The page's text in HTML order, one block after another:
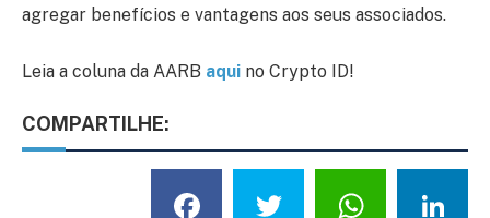
agregar benefícios e vantagens aos seus associados.
Leia a coluna da AARB aqui no Crypto ID!
COMPARTILHE:
Facebook
Twitter